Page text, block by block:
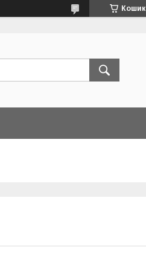
Кошик